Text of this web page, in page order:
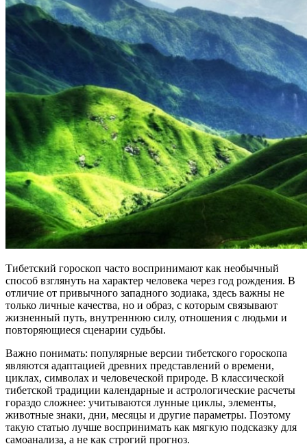
Тибетский гороскоп часто воспринимают как необычный
способ взглянуть на характер человека через год рождения. В
отличие от привычного западного зодиака, здесь важны не
только личные качества, но и образ, с которым связывают
жизненный путь, внутреннюю силу, отношения с людьми и
повторяющиеся сценарии судьбы.
Важно понимать: популярные версии тибетского гороскопа
являются адаптацией древних представлений о времени,
циклах, символах и человеческой природе. В классической
тибетской традиции календарные и астрологические расчеты
гораздо сложнее: учитываются лунные циклы, элементы,
животные знаки, дни, месяцы и другие параметры. Поэтому
такую статью лучше воспринимать как мягкую подсказку для
самоанализа, а не как строгий прогноз.